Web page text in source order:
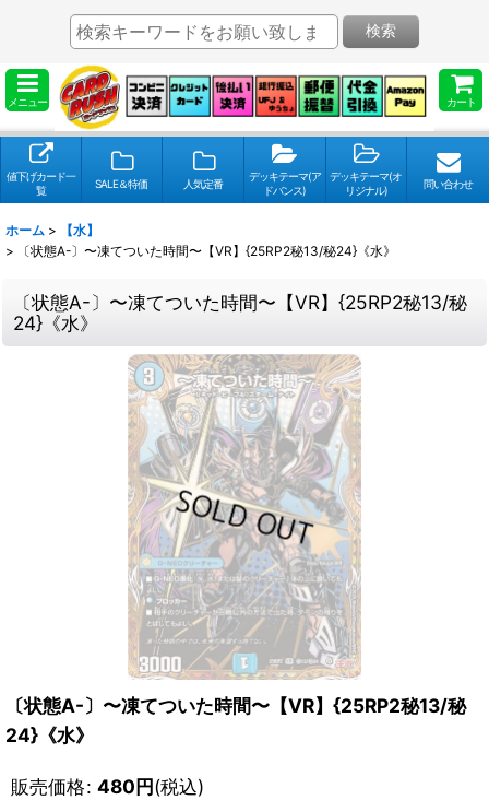
メニュー カート
検索
値下げカード一
覧
SALE＆特価 人気定番
デッキテーマ(ア
ドバンス)
デッキテーマ(オ
リジナル)
問い合わせ
ホーム >
【水】
>
〔状態A-〕〜凍てついた時間〜【VR】{25RP2秘13/秘24}《水》
〔状態A-〕〜凍てついた時間〜【VR】{25RP2秘13/秘
24}《水》
〔状態A-〕〜凍てついた時間〜【VR】{25RP2秘13/秘
24}《水》
販売価格: 480円(税込)